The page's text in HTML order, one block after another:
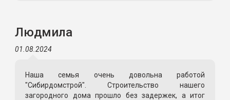
Людмила
01.08.2024
Наша семья очень довольна работой
"Сибирдомстрой". Строительство нашего
загородного дома прошло без задержек, а итог